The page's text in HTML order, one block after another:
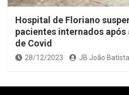
Hospital de Floriano
pacientes internados
de Covid
28/12/2023 JB João Batista